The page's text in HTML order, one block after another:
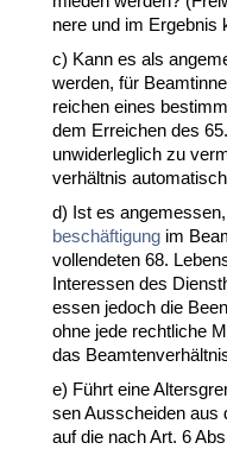
ne­re und im Er­geb­nis
c) Kann es als
wer­den, für
rei­chen ei­nes
dem Er­rei­chen des
un­wi­der­leg­lich zu
verhält­nis
d) Ist es
beschäfti­gung im
voll­ende­ten 68.
In­ter­es­sen des
es­sen je­doch die
oh­ne je­de recht­li­che
das
e) Führt ei­ne
sen Aus­schei­den aus
auf die nach Art. 6